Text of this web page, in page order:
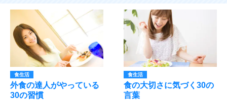
食生活
外食の達人がやっている
30の習慣
食生活
食の大切さに気づく30の
言葉